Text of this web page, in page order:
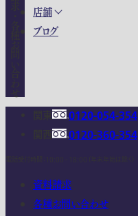
店舗
ブログ
0120-054-354
0120-360-354
資料請求
各種お問い合わせ